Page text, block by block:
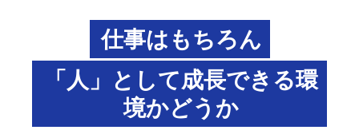
仕事はもちろん
「人」として成長できる環
境かどうか